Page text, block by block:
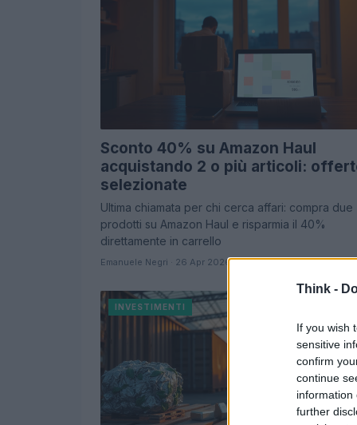
Think -
If you wish
sensitive
confirm
continue
information
further
Sconto 40% su Amazon Haul
acquistando 2 o più articoli:
selezionate
Ultima chiamata per chi cerca affari: compra due
prodotti su Amazon Haul e risparmia il 40%
direttamente in carrello
Emanuele Negri · 26 Apr 2026
INVESTIMENTI